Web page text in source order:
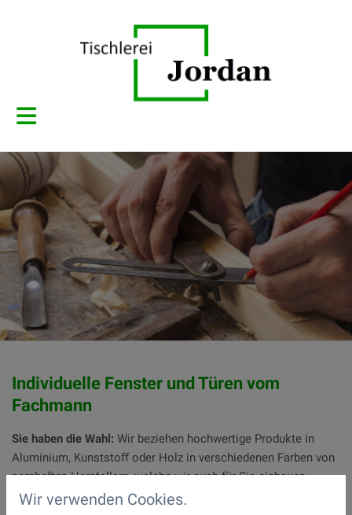
Individuelle Fenster und Türen vom
Fachmann
Sie haben die Wahl: Wir beziehen hochwertige Produkte in
Aluminium, Kunststoff oder Holz in verschiedenen Farben von
namhaften Herstellern, welche wir auch für Sie einbauen.
Sollten diese Produkte Ihren Vorstellungen nicht entsprechen,
Wir verwenden Cookies.